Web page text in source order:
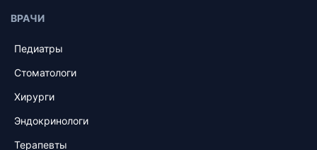
ВРАЧИ
Педиатры
Стоматологи
Хирурги
Эндокринологи
Терапевты